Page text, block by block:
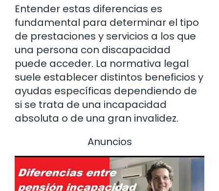
Entender estas diferencias es
fundamental para determinar el tipo
de prestaciones y servicios a los que
una persona con discapacidad
puede acceder. La normativa legal
suele establecer distintos beneficios y
ayudas específicas dependiendo de
si se trata de una incapacidad
absoluta o de una gran invalidez.
Anuncios